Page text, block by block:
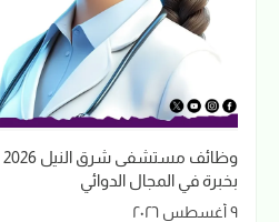
بخبرة في المجال الدوائي
٩ أغسطس ٢٠٢٦